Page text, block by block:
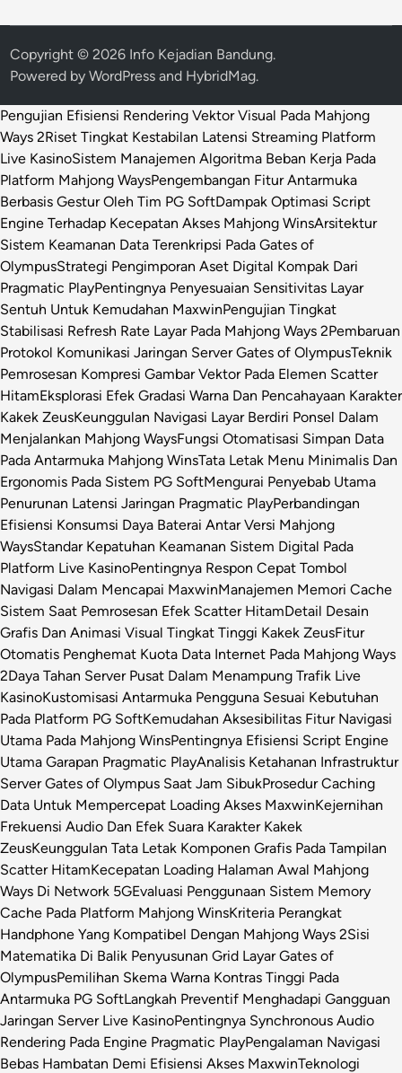
Copyright © 2026 Info Kejadian Bandung.
Powered byWordPress and HybridMag.
Pengujian Efisiensi Rendering Vektor Visual Pada Mahjong
Ways 2Riset Tingkat Kestabilan Latensi Streaming Platform
Live KasinoSistem Manajemen Algoritma Beban Kerja Pada
Platform Mahjong WaysPengembangan Fitur Antarmuka
Berbasis Gestur Oleh Tim PG SoftDampak Optimasi Script
Engine Terhadap Kecepatan Akses Mahjong WinsArsitektur
Sistem Keamanan Data Terenkripsi Pada Gates of
OlympusStrategi Pengimporan Aset Digital Kompak Dari
Pragmatic PlayPentingnya Penyesuaian Sensitivitas Layar
Sentuh Untuk Kemudahan MaxwinPengujian Tingkat
Stabilisasi Refresh Rate Layar Pada Mahjong Ways 2Pembaruan
Protokol Komunikasi Jaringan Server Gates of OlympusTeknik
Pemrosesan Kompresi Gambar Vektor Pada Elemen Scatter
HitamEksplorasi Efek Gradasi Warna Dan Pencahayaan Karakter
Kakek ZeusKeunggulan Navigasi Layar Berdiri Ponsel Dalam
Menjalankan Mahjong WaysFungsi Otomatisasi Simpan Data
Pada Antarmuka Mahjong WinsTata Letak Menu Minimalis Dan
Ergonomis Pada Sistem PG SoftMengurai Penyebab Utama
Penurunan Latensi Jaringan Pragmatic PlayPerbandingan
Efisiensi Konsumsi Daya Baterai Antar Versi Mahjong
WaysStandar Kepatuhan Keamanan Sistem Digital Pada
Platform Live KasinoPentingnya Respon Cepat Tombol
Navigasi Dalam Mencapai MaxwinManajemen Memori Cache
Sistem Saat Pemrosesan Efek Scatter HitamDetail Desain
Grafis Dan Animasi Visual Tingkat Tinggi Kakek ZeusFitur
Otomatis Penghemat Kuota Data Internet Pada Mahjong Ways
2Daya Tahan Server Pusat Dalam Menampung Trafik Live
KasinoKustomisasi Antarmuka Pengguna Sesuai Kebutuhan
Pada Platform PG SoftKemudahan Aksesibilitas Fitur Navigasi
Utama Pada Mahjong WinsPentingnya Efisiensi Script Engine
Utama Garapan Pragmatic PlayAnalisis Ketahanan Infrastruktur
Server Gates of Olympus Saat Jam SibukProsedur Caching
Data Untuk Mempercepat Loading Akses MaxwinKejernihan
Frekuensi Audio Dan Efek Suara Karakter Kakek
ZeusKeunggulan Tata Letak Komponen Grafis Pada Tampilan
Scatter HitamKecepatan Loading Halaman Awal Mahjong
Ways Di Network 5GEvaluasi Penggunaan Sistem Memory
Cache Pada Platform Mahjong WinsKriteria Perangkat
Handphone Yang Kompatibel Dengan Mahjong Ways 2Sisi
Matematika Di Balik Penyusunan Grid Layar Gates of
OlympusPemilihan Skema Warna Kontras Tinggi Pada
Antarmuka PG SoftLangkah Preventif Menghadapi Gangguan
Jaringan Server Live KasinoPentingnya Synchronous Audio
Rendering Pada Engine Pragmatic PlayPengalaman Navigasi
Bebas Hambatan Demi Efisiensi Akses MaxwinTeknologi